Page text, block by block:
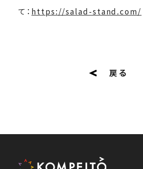
て： https://salad-stand.com/
戻る